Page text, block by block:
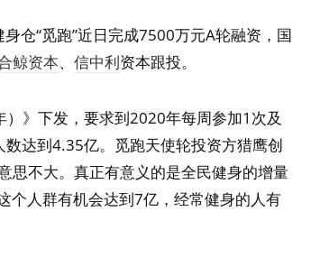
仓“觅跑”近日完成7500万元A轮融资，国
鲸资本、 信中利资本跟投。
》下发，要求到2020年每周参加1次及
达到4.35亿。觅跑天使轮投资方猎鹰创
思不大。真正有意义的是全民健身的增量
个人群有机会达到7亿，经常健身的人有